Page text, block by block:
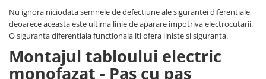
Nu ignora niciodata semnele de defectiune ale sigurantei diferentiale,
deoarece aceasta este ultima linie de aparare impotriva electrocutarii.
O siguranta diferentiala functionala iti ofera liniste si siguranta.
Montajul tabloului electric
monofazat - Pas cu pas